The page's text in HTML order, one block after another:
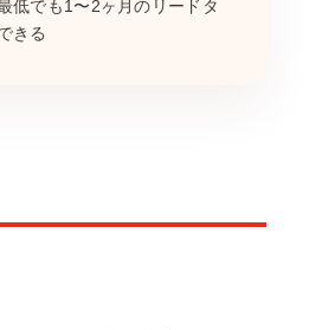
低でも1〜2ヶ月のリードタ
きる